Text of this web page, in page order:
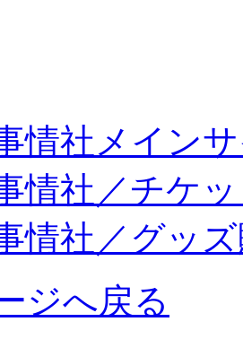
情社メイン
情社／チケ
情社／グッ
ジへ戻る